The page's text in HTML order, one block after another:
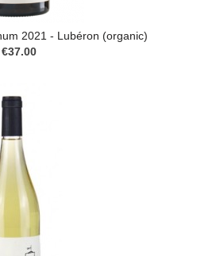
2021 - Lubéron (organic)
€37.00